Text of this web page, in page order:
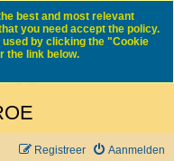
Aanmelden
Registreer
best and most relevant
you need accept the policy.
by clicking the "Cookie
the link below.